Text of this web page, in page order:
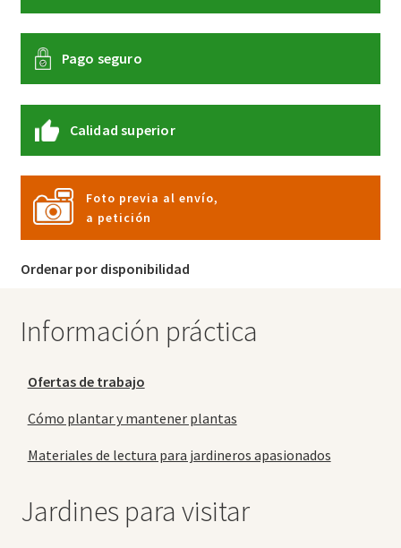
Pago seguro
Calidad superior
Foto previa al envío,
a petición
Ordenar por disponibilidad
Información práctica
Ofertas de trabajo
Cómo plantar y mantener plantas
Materiales de lectura para jardineros apasionados
Jardines para visitar